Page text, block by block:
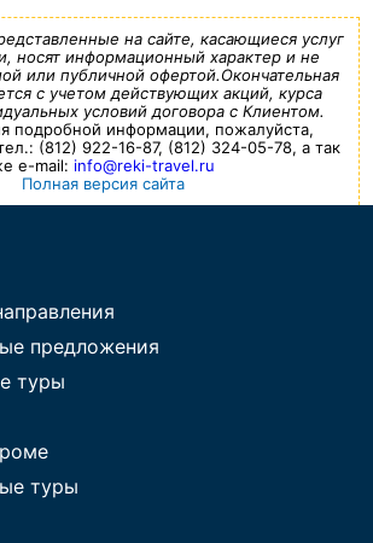
на сайте, касающиеся услуг
носят информационный характер и не
или публичной офертой.Окончательная
с учетом действующих акций, курса
условий договора с Клиентом.
подробной информации, пожалуйста,
(812) 922-16-87, (812) 324-05-78, а так
e-mail: info@reki-travel.ru
Полная версия сайта
предложения
туры
туры